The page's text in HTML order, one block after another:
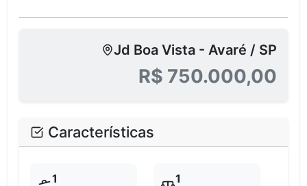
Jd Boa Vista - Avaré / SP
R$ 750.000,00
Características
1 1